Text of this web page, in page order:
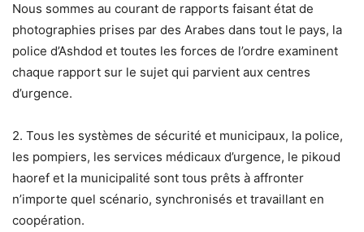
Nous sommes au courant de rapports faisant état de
photographies prises par des Arabes dans tout le pays, la
police d’Ashdod et toutes les forces de l’ordre examinent
chaque rapport sur le sujet qui parvient aux centres
d’urgence.
2. Tous les systèmes de sécurité et municipaux, la police,
les pompiers, les services médicaux d’urgence, le pikoud
haoref et la municipalité sont tous prêts à affronter
n’importe quel scénario, synchronisés et travaillant en
coopération.